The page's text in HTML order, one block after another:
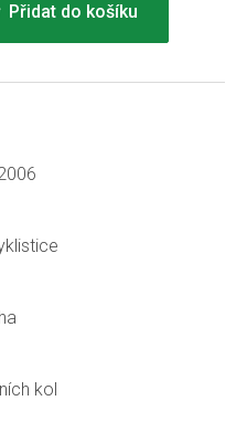
Přidat do košíku
kol